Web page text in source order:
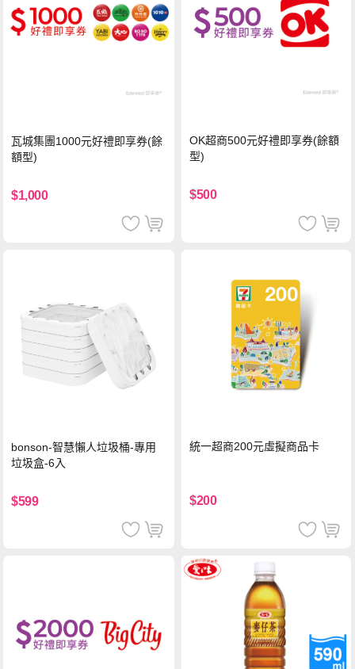
瓦城集團1000元好禮即享券(餘
額型)
$1,000
OK超商500元好禮即享券(餘額
型)
$500
bonson-智慧懶人垃圾桶-專用
垃圾盒-6入
$599
統一超商200元虛擬商品卡
$200